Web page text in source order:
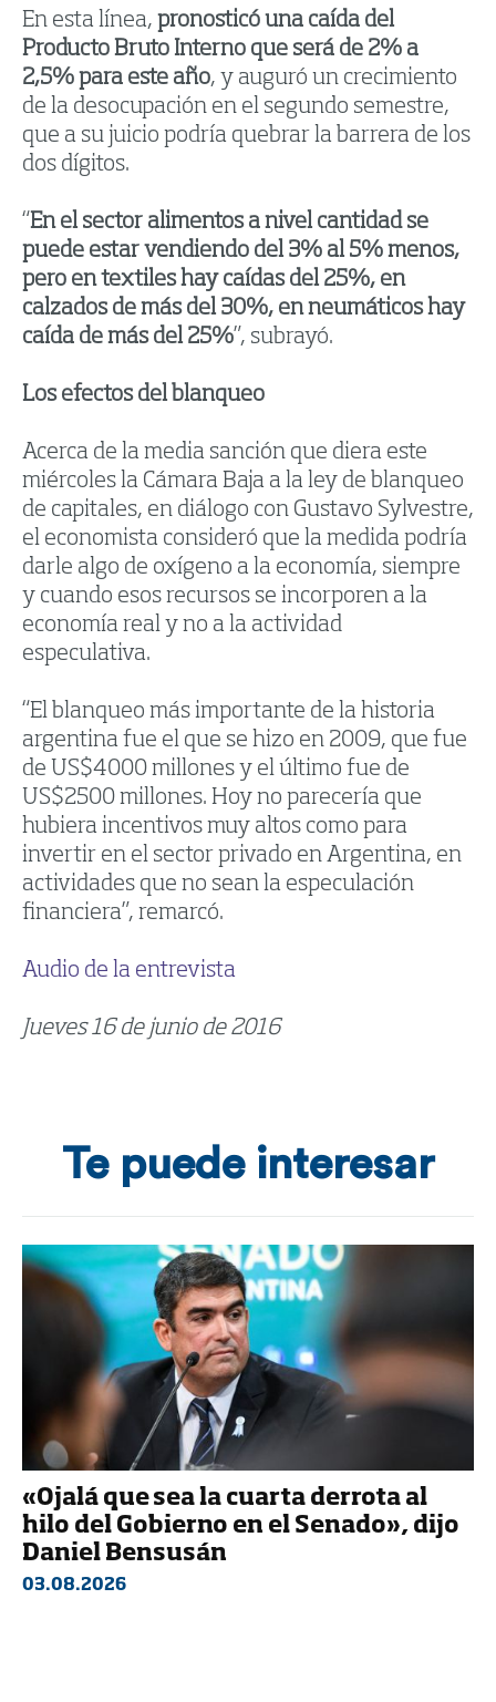
En esta línea, pronosticó una caída del
Producto Bruto Interno que será de 2% a
2,5% para este año, y auguró un crecimiento
de la desocupación en el segundo semestre,
que a su juicio podría quebrar la barrera de los
dos dígitos.
“En el sector alimentos a nivel cantidad se
puede estar vendiendo del 3% al 5% menos,
pero en textiles hay caídas del 25%, en
calzados de más del 30%, en neumáticos hay
caída de más del 25%”, subrayó.
Los efectos del blanqueo
Acerca de la media sanción que diera este
miércoles la Cámara Baja a la ley de blanqueo
de capitales, en diálogo con Gustavo Sylvestre,
el economista consideró que la medida podría
darle algo de oxígeno a la economía, siempre
y cuando esos recursos se incorporen a la
economía real y no a la actividad
especulativa.
“El blanqueo más importante de la historia
argentina fue el que se hizo en 2009, que fue
de US$4000 millones y el último fue de
US$2500 millones. Hoy no parecería que
hubiera incentivos muy altos como para
invertir en el sector privado en Argentina, en
actividades que no sean la especulación
financiera”, remarcó.
Audio de la entrevista
Jueves 16 de junio de 2016
Te puede interesar
«Ojalá que sea la cuarta derrota al
hilo del Gobierno en el Senado», dijo
Daniel Bensusán
03.08.2026